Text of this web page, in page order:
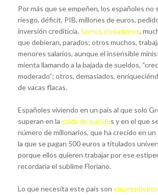
Por más que se empeñen, los españoles no
riesgo, déficit, PIB, millones de euros,
inversión crediticia. Somos ciudadanos,
que debieran, parados; otros muchos,
menores salarios, aunque el insensible
mienta llamando a la bajada de sueldos,
moderado”; otros, demasiados,
de vacas flacas.
Españoles viviendo en un país al que solo
superan en la caída de sueldos y en el que
número de millonarios, que ha crecido en un
la que se pagan 500 euros a titulados
porque ellos quieren trabajar por ese
recordaría el sublime Floriano.
Lo que necesita este país son